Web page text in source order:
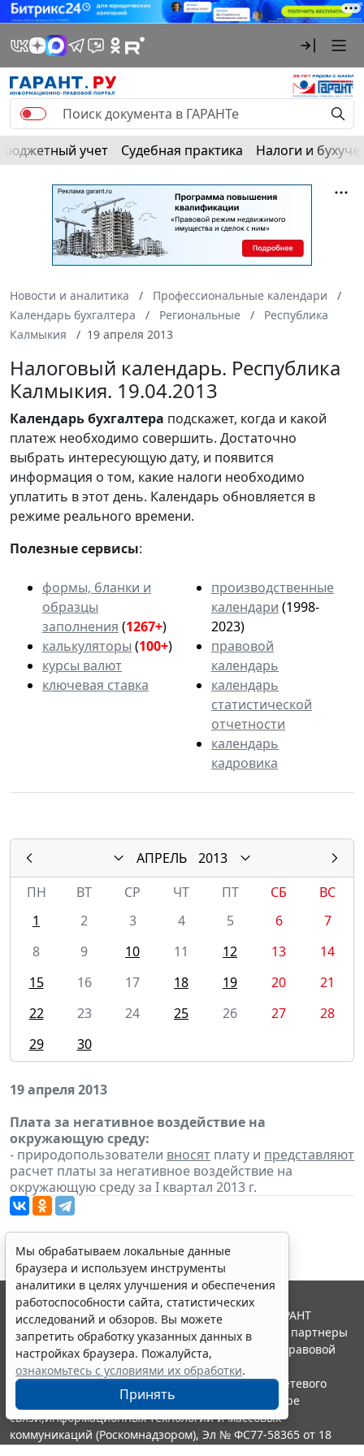
Бюджетный учет Судебная практика Налоги и
Новости и аналитика
Профессиональные календари
Календарь бухгалтера
Региональные
Республика
Калмыкия
19 апреля 2013
Налоговый календарь. Республика
Калмыкия. 19.04.2013
Календарьбухгалтера подскажет, когда и какой
платеж необходимо совершить. Достаточно
выбрать интересующую дату, и появится
информация о том, какие налоги необходимо
уплатить в этот день. Календарь обновляется в
режиме реального времени.
Полезные сервисы:
формы, бланки и
образцы
заполнения (1267+)
калькуляторы (100+)
курсы валют
ключевая ставка
производственные
календари (1998-
2023)
правовой
календарь
календарь
статистической
отчетности
календарь
кадровика
АПРЕЛЬ
2013
ПН
ВТ СР ЧТ ПТ СБ
ВС
1
2 3 4 5 6
7
8
9 10 11 12 13
14
15
16 17 18 19 20
21
22
23 24 25 26 27
28
29
30
19 апреля 2013
Плата за негативное воздействие на
окружающую среду:
- природопользователи вносят плату и представляют
расчет платы за негативное воздействие на
окружающую среду за I квартал 2013 г.
Мы обрабатываем локальные данные
браузера и используем инструменты
аналитики в целях улучшения и обеспечения
работоспособности сайта, статистических
исследований и обзоров. Вы можете
запретить обработку указанных данных в
настройках браузера. Пожалуйста,
ознакомьтесь с условиями их обработки.
Принять
© ООО "НПП "ГАРАНТ-СЕРВИС", 2026. Система ГАРАНТ
выпускается с 1990 года. Компания "Гарант" и ее партнеры
являются участниками Российской ассоциации правовой
информации ГАРАНТ.
Портал ГАРАНТ.РУ зарегистрирован в качестве сетевого
издания Федеральной службой по надзору в сфере
связи,информационных технологий и массовых
коммуникаций (Роскомнадзором), Эл № ФС77-58365 от 18